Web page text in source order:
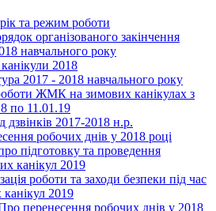
та режим роботи
організованого закінчення
навчального року
2018
2017 - 2018 навчального року
ЖМК на зимових канікулах з
по 11.01.19
дзвінків 2017-2018 н.р.
робочих днів у 2018 році
підготовку та проведення
канікул 2019
роботи та заходи безпеки під час
канікул 2019
перенесення робочих днів у 2018